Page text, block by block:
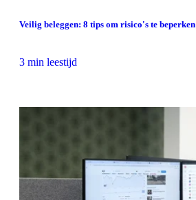
Veilig beleggen: 8 tips om risico's te beperken
3 min leestijd